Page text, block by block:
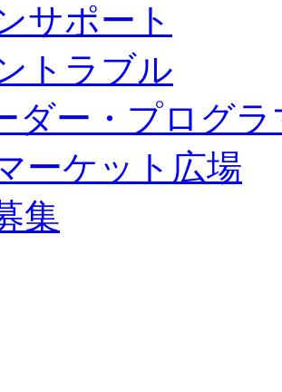
サポート
トラブル
ダー・プログラ
ーケット広場
集